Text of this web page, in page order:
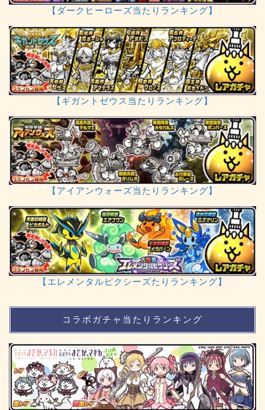
【ダークヒーローズ当たりランキング】
【ギガントゼウス当たりランキング】
【アイアンウォーズ当たりランキング】
【エレメンタルピクシーズたりランキング】
コラボガチャ当たりランキング